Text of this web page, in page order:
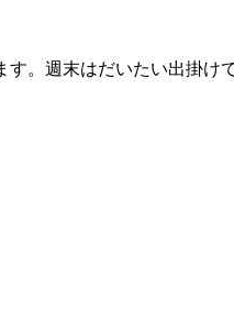
。週末はだいたい出掛け